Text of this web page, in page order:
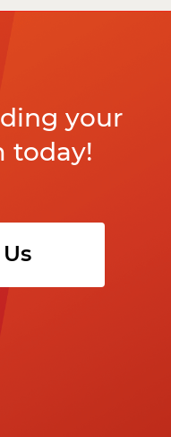
your
today!